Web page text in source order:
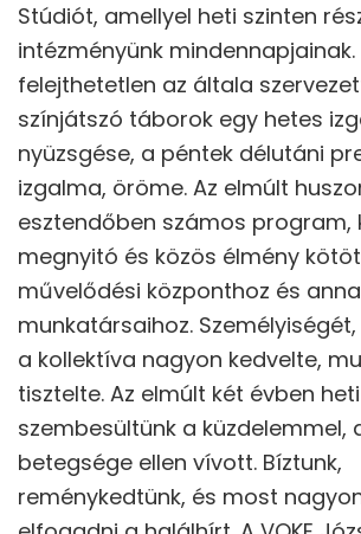
Stúdiót, amellyel heti szinten
intézményünk
felejthetetlen az általa
színjátszó táborok egy hetes
nyüzsgése, a péntek délutáni
izgalma, öröme. Az elmúlt
esztendőben számos program,
megnyitó és közös élmény
művelődési központhoz és
munkatársaihoz.
a kollektíva nagyon kedvelte,
tisztelte. Az elmúlt két évben
szembesültünk a küzdelemmel,
betegsége ellen vívott. Bíztunk,
reménykedtünk, és most